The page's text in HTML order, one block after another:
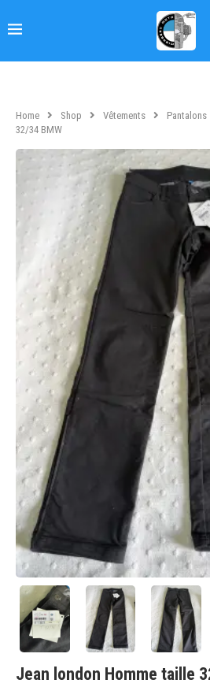
Home Shop Vêtements Pantalons
32/34 BMW
Jean london Homme taille